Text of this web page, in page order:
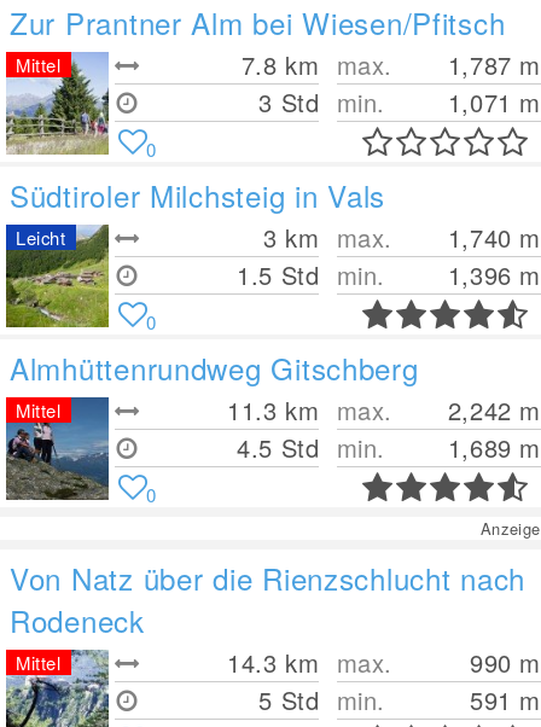
Zur Prantner Alm bei Wiesen/Pfitsch
7.8 km
3 Std
max. 1,787 m
min.
1,071 m
Mittel
0
Südtiroler Milchsteig in Vals
3 km
1.5 Std
max. 1,740 m
min.
1,396 m
Leicht
0
Almhüttenrundweg Gitschberg
11.3 km
4.5 Std
max. 2,242 m
min.
1,689 m
Mittel
0
Anzeige
Von Natz über die Rienzschlucht nach
Rodeneck
14.3 km
5 Std
max. 990 m
min.
591 m
Mittel